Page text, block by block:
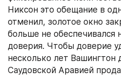
Никсон это обещание в
отменил, золотое окно
больше не обеспечивался
доверия. Чтобы доверие
несколько лет Вашингтон
Саудовской Аравией